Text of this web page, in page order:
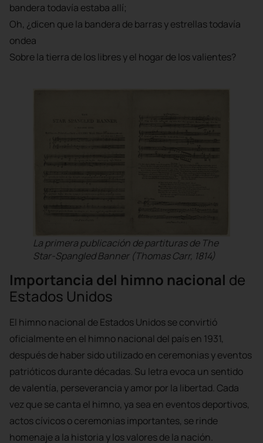
bandera todavía estaba allí;
Oh, ¿dicen que la bandera de barras y estrellas todavía
ondea
Sobre la tierra de los libres y el hogar de los valientes?
La primera publicación de partituras de The
Star-Spangled Banner(Thomas Carr, 1814)
Importancia del himno nacional de
Estados Unidos
El himno nacional de Estados Unidos se convirtió
oficialmente en el himno nacional del país en 1931,
después de haber sido utilizado en ceremonias y eventos
patrióticos durante décadas. Su letra evoca un sentido
de valentía, perseverancia y amor por la libertad. Cada
vez que se canta el himno, ya sea en eventos deportivos,
actos cívicos o ceremonias importantes, se rinde
homenaje a la historia y los valores de la nación.